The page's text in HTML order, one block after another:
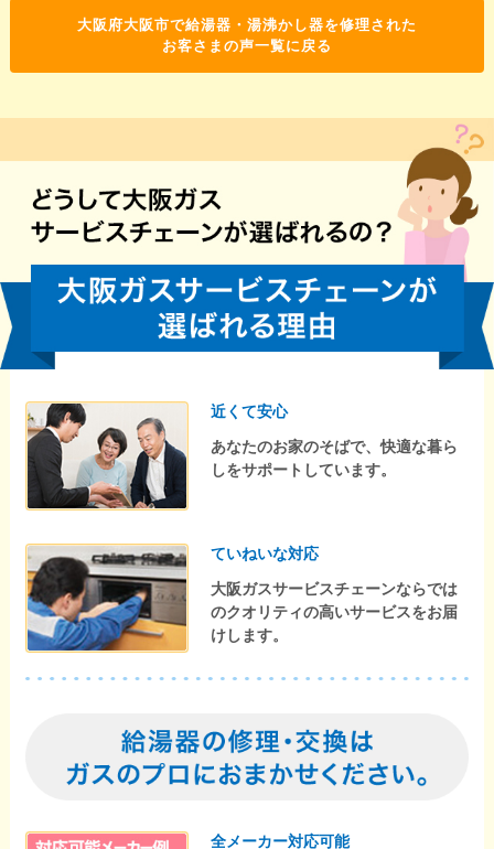
大阪府大阪市で給湯器・湯沸かし器を修理された
お客さまの声一覧に戻る
近くて安心
あなたのお家のそばで、快適な暮ら
しをサポートしています。
ていねいな対応
大阪ガスサービスチェーンならでは
のクオリティの高いサービスをお届
けします。
全メーカー対応可能